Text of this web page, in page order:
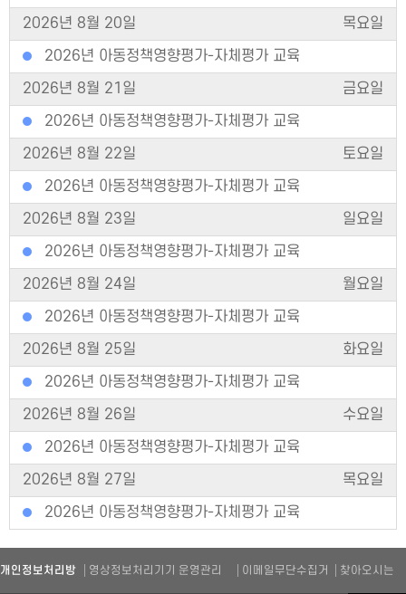
2026년 8월 20일
목요일
2026년 아동정책영향평가-자체평가 교육
2026년 8월 21일
금요일
2026년 아동정책영향평가-자체평가 교육
2026년 8월 22일
토요일
2026년 아동정책영향평가-자체평가 교육
2026년 8월 23일
일요일
2026년 아동정책영향평가-자체평가 교육
2026년 8월 24일
월요일
2026년 아동정책영향평가-자체평가 교육
2026년 8월 25일
화요일
2026년 아동정책영향평가-자체평가 교육
2026년 8월 26일
수요일
2026년 아동정책영향평가-자체평가 교육
2026년 8월 27일
목요일
2026년 아동정책영향평가-자체평가 교육
개인정보처리방 영상정보처리기기 운영관리 이메일무단수집거 찾아오시는